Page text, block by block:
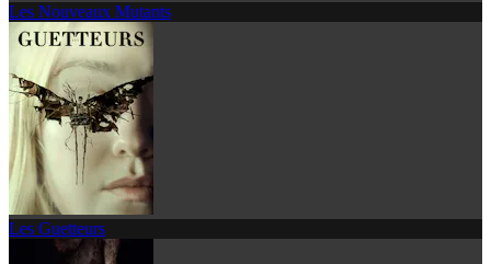
Les Nouveaux Mutants
Les Guetteurs